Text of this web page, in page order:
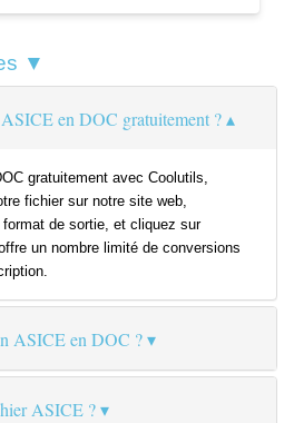
▼
en DOC gratuitement ?
gratuitement avec Coolutils,
fichier sur notre site web,
de sortie, et cliquez sur
un nombre limité de conversions
ASICE en DOC ?
ASICE ?